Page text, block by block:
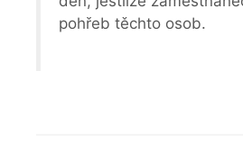
pohřeb těchto osob.